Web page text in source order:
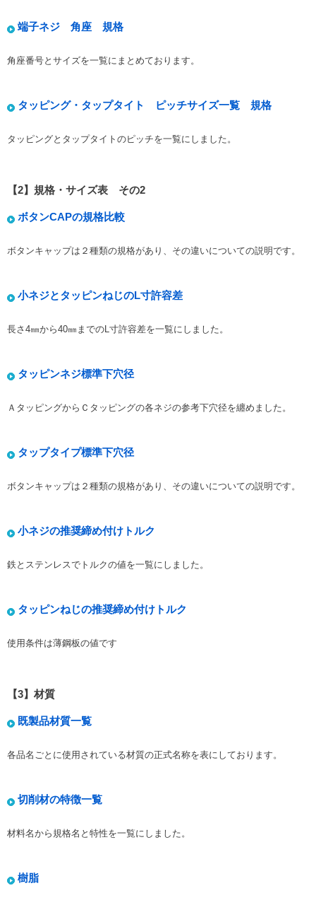
端子ネジ 角座 規格
角座番号とサイズを一覧にまとめております。
タッピング・タップタイト ピッチサイズ一覧 規格
タッピングとタップタイトのピッチを一覧にしました。
【2】規格・サイズ表 その2
ボタンCAPの規格比較
ボタンキャップは２種類の規格があり、その違いについての説明です。
小ネジとタッピンねじのL寸許容差
長さ4㎜から40㎜までのL寸許容差を一覧にしました。
タッピンネジ標準下穴径
ＡタッピングからＣタッピングの各ネジの参考下穴径を纏めました。
タップタイプ標準下穴径
ボタンキャップは２種類の規格があり、その違いについての説明です。
小ネジの推奨締め付けトルク
鉄とステンレスでトルクの値を一覧にしました。
タッピンねじの推奨締め付けトルク
使用条件は薄鋼板の値です
【3】材質
既製品材質一覧
各品名ごとに使用されている材質の正式名称を表にしております。
切削材の特徴一覧
材料名から規格名と特性を一覧にしました。
樹脂